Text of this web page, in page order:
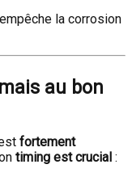
la corrosion
au bon
fortement
timing est crucial :